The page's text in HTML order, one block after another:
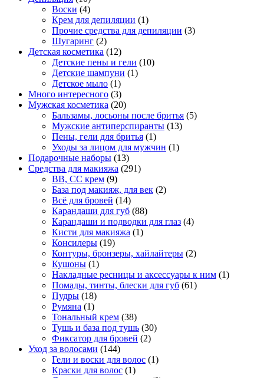
Воски (4)
Крем для депиляции (1)
Прочие средства для депиляции (3)
Шугаринг (2)
Детская косметика (12)
Детские пены и гели (10)
Детские шампуни (1)
Детское мыло (1)
Много интересного (3)
Мужская косметика (20)
Бальзамы, лосьоны после бритья (5)
Мужские антиперспиранты (13)
Пены, гели для бритья (1)
Уходы за лицом для мужчин (1)
Подарочные наборы (13)
Средства для макияжа (291)
BB, CC крем (9)
База под макияж, для век (2)
Всё для бровей (14)
Карандаши для губ (88)
Карандаши и подводки для глаз (4)
Кисти для макияжа (1)
Консилеры (19)
Контуры, бронзеры, хайлайтеры (2)
Кушоны (1)
Накладные ресницы и аксессуары к ним (1)
Помады, тинты, блески для губ (61)
Пудры (18)
Румяна (1)
Тональный крем (38)
Тушь и база под тушь (30)
Фиксатор для бровей (2)
Уход за волосами (144)
Гели и воски для волос (1)
Краски для волос (1)